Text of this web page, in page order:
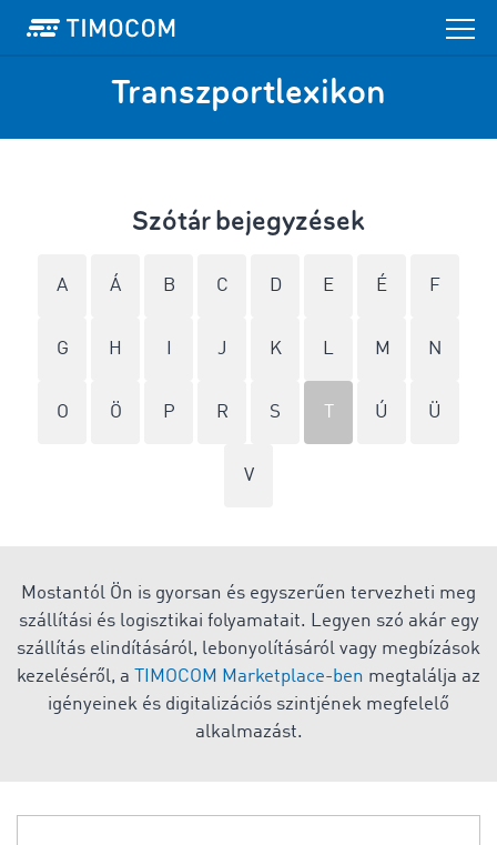
Transzportlexikon
Szótár bejegyzések
A Á B C D E É F
G H J K L M N
O Ö P R S Ú Ü
V
Mostantól Ön is gyorsan és egyszerűen tervezheti meg
szállítási és logisztikai folyamatait. Legyen szó akár egy
szállítás elindításáról, lebonyolításáról vagy megbízások
kezeléséről, a
TIMOCOM Marketplace-ben megtalálja az
igényeinek és digitalizációs szintjének megfelelő
alkalmazást.